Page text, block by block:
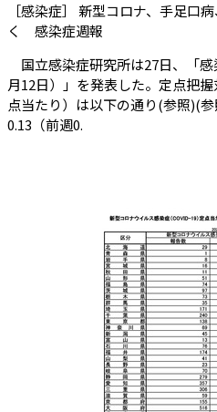
［感染症］ 新型コロナ、手足口
く 感染症週報
国立感染症研究所は27日、「
月12日）」を発表した。定点把
点当たり）は以下の通り(参照)(
0.13（前週0.